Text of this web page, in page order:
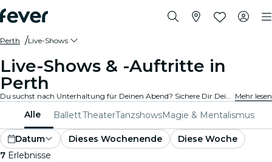
Perth Live-Shows
Live-Shows & -Auftritte in
Perth
Du suchst nach Unterhaltung für Deinen Abend? Sichere Dir Deine Tickets für die besten Live-Shows in Perth: Theater, Stand-Up-Comedy, Musicals, Magieshows und mehr. Mehr lesen
Alle BallettTheaterTanzshowsMagie & Mentalismus
Datum Dieses Wochenende
Diese Woche
7 Erlebnisse